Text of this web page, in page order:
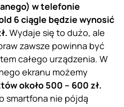
w telefonie
6 ciągle będzie wynosić
Wydaje się to dużo, ale
zawsze powinna być
całego urządzenia. W
ekranu możemy
około 500 – 600 zł.
smartfona nie pójdą